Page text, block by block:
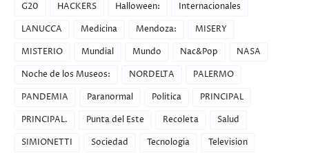
G20
HACKERS Halloween:
Internacionales
LANUCCA
Medicina Mendoza:
MISERY
MISTERIO
Mundial Mundo Nac&Pop
NASA
Noche de los Museos:
NORDELTA
PALERMO
PANDEMIA
Paranormal Politica
PRINCIPAL
PRINCIPAL.
Punta del Este Recoleta
Salud
SIMIONETTI
Sociedad Tecnologia Television